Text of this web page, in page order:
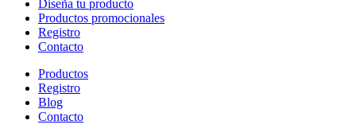
Diseña tu producto
Productos promocionales
Registro
Contacto
Productos
Registro
Blog
Contacto